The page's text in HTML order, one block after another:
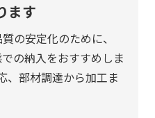
ます
の安定化のために、
の納入をおすすめしま
、部材調達から加工ま